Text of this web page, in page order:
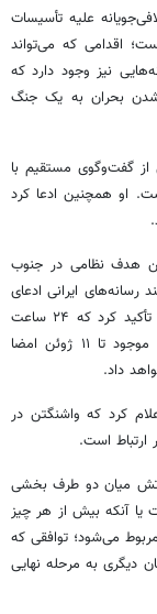
علیه تأسیسات
اقدامی که می‌تواند
نیز وجود دارد که
شدن بحران به یک جنگ
مدعی شد پس از گفت‌وگوی مستقیم با
او همچنین ادعا کرد
هدف نظامی در جنوب
رسانه‌های ایرانی ادعای
تماس مستقیم میان دو طرف را رد کرده‌اند، اما ترامپ تأکید کرد که ۲۴ ساعت
آینده سرنوشت‌ساز خواهد بود و هشدار داد اگر توافق موجود تا ۱۱ ژوئن امضا
داد.
کرد که واشنگتن در
ارتباط است.
میان دو طرف بخشی
یا آنکه بیش از هر چیز
می‌شود؛ توافقی که
دیگری به مرحله نهایی